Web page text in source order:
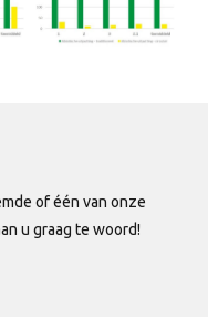
of één van onze
u graag te woord!